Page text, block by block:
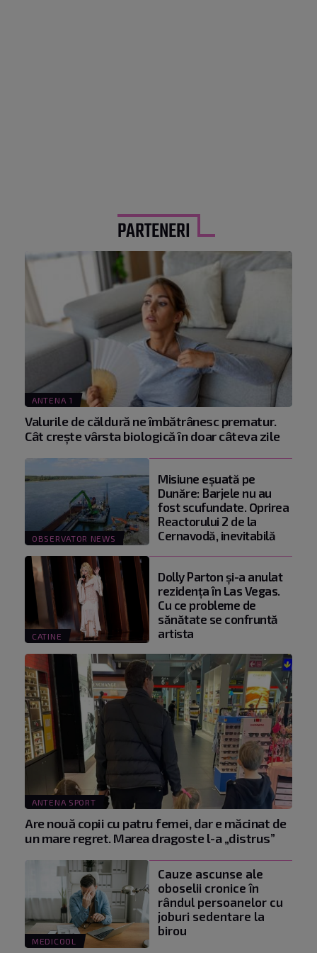
PARTENERI
ANTENA 1
Valurile de căldură ne îmbătrânesc prematur.
Cât crește vârsta biologică în doar câteva zile
OBSERVATOR NEWS
Misiune eșuată pe
Dunăre: Barjele nu au
fost scufundate. Oprirea
Reactorului 2 de la
Cernavodă, inevitabilă
CATINE
Dolly Parton și-a anulat
rezidența în Las Vegas.
Cu ce probleme de
sănătate se confruntă
artista
ANTENA SPORT
Are nouă copii cu patru femei, dar e măcinat de
un mare regret. Marea dragoste l-a „distrus”
MEDICOOL
Cauze ascunse ale
oboselii cronice în
rândul persoanelor cu
joburi sedentare la
birou